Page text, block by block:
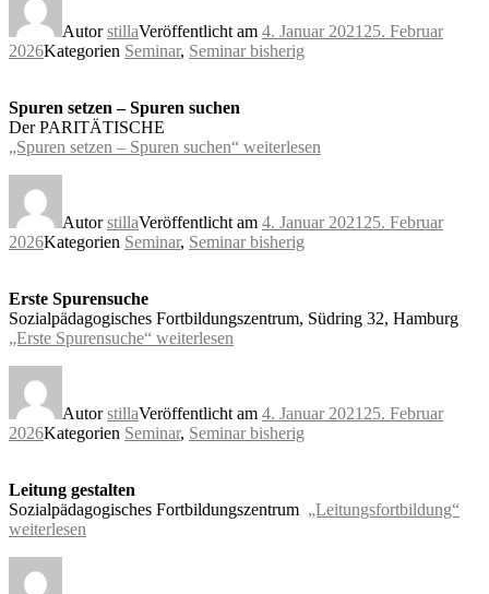
AutorstillaVeröffentlicht am 4. Januar 2021 25. Februar
2026Kategorien Seminar, Seminar bisherig
Spuren setzen – Spuren suchen
Der PARITÄTISCHE
„Spuren setzen – Spuren suchen“ weiterlesen
AutorstillaVeröffentlicht am 4. Januar 2021 25. Februar
2026Kategorien Seminar, Seminar bisherig
Erste Spurensuche
Sozialpädagogisches Fortbildungszentrum, Südring 32, Hamburg
„Erste Spurensuche“ weiterlesen
AutorstillaVeröffentlicht am 4. Januar 2021 25. Februar
2026Kategorien Seminar, Seminar bisherig
Leitung gestalten
Sozialpädagogisches Fortbildungszentrum „Leitungsfortbildung“
weiterlesen